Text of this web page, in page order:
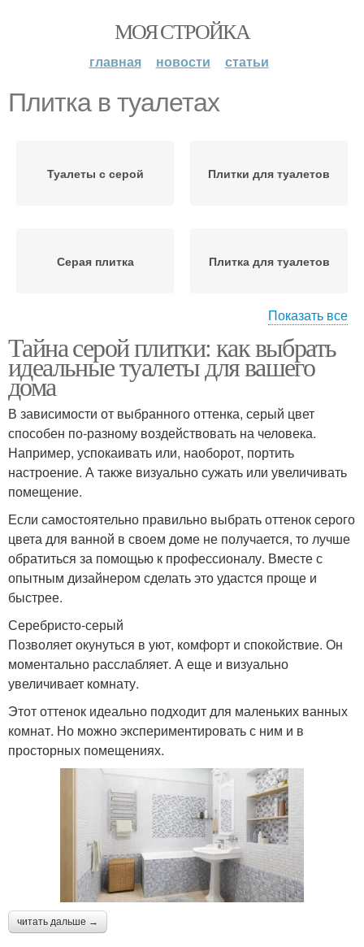
МОЯ СТРОЙКА
главная новости статьи
Плитка в туалетах
Туалеты с серой Плитки для туалетов
Серая плитка Плитка для туалетов
Плитки в туалетах Плитки в интерьере
Показать все
Тайна серой плитки: как выбрать
идеальные туалеты для вашего
дома
В зависимости от выбранного оттенка, серый цвет
способен по-разному воздействовать на человека.
Например, успокаивать или, наоборот, портить
настроение. А также визуально сужать или увеличивать
помещение.
Если самостоятельно правильно выбрать оттенок серого
цвета для ванной в своем доме не получается, то лучше
обратиться за помощью к профессионалу. Вместе с
опытным дизайнером сделать это удастся проще и
быстрее.
Серебристо-серый
Позволяет окунуться в уют, комфорт и спокойствие. Он
моментально расслабляет. А еще и визуально
увеличивает комнату.
Этот оттенок идеально подходит для маленьких ванных
комнат. Но можно экспериментировать с ним и в
просторных помещениях.
читать дальше →